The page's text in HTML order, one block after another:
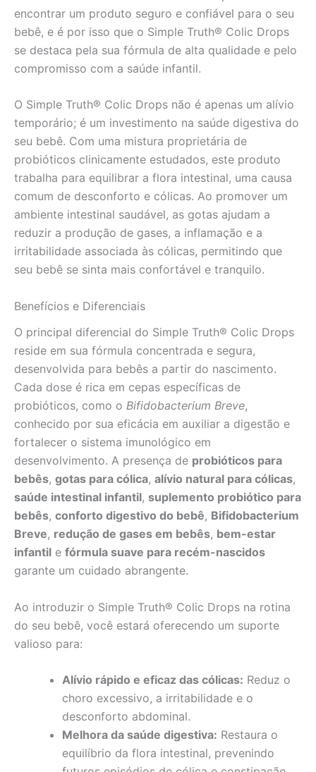
encontrar um produto seguro e confiável para o seu
bebê, e é por isso que o Simple Truth® Colic Drops
se destaca pela sua fórmula de alta qualidade e pelo
compromisso com a saúde infantil.
O Simple Truth® Colic Drops não é apenas um alívio
temporário; é um investimento na saúde digestiva do
seu bebê. Com uma mistura proprietária de
probióticos clinicamente estudados, este produto
trabalha para equilibrar a flora intestinal, uma causa
comum de desconforto e cólicas. Ao promover um
ambiente intestinal saudável, as gotas ajudam a
reduzir a produção de gases, a inflamação e a
irritabilidade associada às cólicas, permitindo que
seu bebê se sinta mais confortável e tranquilo.
Benefícios e Diferenciais
O principal diferencial do Simple Truth® Colic Drops
reside em sua fórmula concentrada e segura,
desenvolvida para bebês a partir do nascimento.
Cada dose é rica em cepas específicas de
probióticos, como o Bifidobacterium Breve,
conhecido por sua eficácia em auxiliar a digestão e
fortalecer o sistema imunológico em
desenvolvimento. A presença de probióticos para
bebês, gotas para cólica, alívio natural para cólicas,
saúde intestinal infantil, suplemento probiótico para
bebês, conforto digestivo do bebê, Bifidobacterium
Breve, redução de gases em bebês, bem-estar
infantil e fórmula suave para recém-nascidos
garante um cuidado abrangente.
Ao introduzir o Simple Truth® Colic Drops na rotina
do seu bebê, você estará oferecendo um suporte
valioso para:
Alívio rápido e eficaz das cólicas: Reduz o
choro excessivo, a irritabilidade e o
desconforto abdominal.
Melhora da saúde digestiva: Restaura o
equilíbrio da flora intestinal, prevenindo